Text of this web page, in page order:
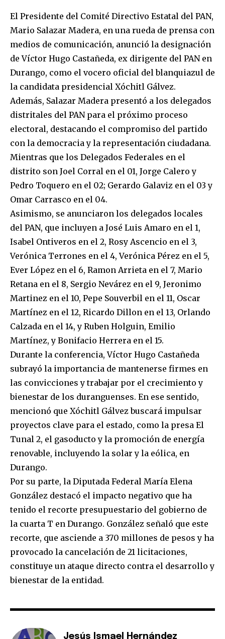
El Presidente del Comité Directivo Estatal del PAN,
Mario Salazar Madera, en una rueda de prensa con
medios de comunicación, anunció la designación
de Víctor Hugo Castañeda, ex dirigente del PAN en
Durango, como el vocero oficial del blanquiazul de
la candidata presidencial Xóchitl Gálvez.
Además, Salazar Madera presentó a los delegados
distritales del PAN para el próximo proceso
electoral, destacando el compromiso del partido
con la democracia y la representación ciudadana.
Mientras que los Delegados Federales en el
distrito son Joel Corral en el 01, Jorge Calero y
Pedro Toquero en el 02; Gerardo Galaviz en el 03 y
Omar Carrasco en el 04.
Asimismo, se anunciaron los delegados locales
del PAN, que incluyen a José Luis Amaro en el 1,
Isabel Ontiveros en el 2, Rosy Ascencio en el 3,
Verónica Terrones en el 4, Verónica Pérez en el 5,
Ever López en el 6, Ramon Arrieta en el 7, Mario
Retana en el 8, Sergio Nevárez en el 9, Jeronimo
Martinez en el 10, Pepe Souverbil en el 11, Oscar
Martínez en el 12, Ricardo Dillon en el 13, Orlando
Calzada en el 14, y Ruben Holguin, Emilio
Martínez, y Bonifacio Herrera en el 15.
Durante la conferencia, Víctor Hugo Castañeda
subrayó la importancia de mantenerse firmes en
las convicciones y trabajar por el crecimiento y
bienestar de los duranguenses. En ese sentido,
mencionó que Xóchitl Gálvez buscará impulsar
proyectos clave para el estado, como la presa El
Tunal 2, el gasoducto y la promoción de energía
renovable, incluyendo la solar y la eólica, en
Durango.
Por su parte, la Diputada Federal María Elena
González destacó el impacto negativo que ha
tenido el recorte presupuestario del gobierno de
la cuarta T en Durango. González señaló que este
recorte, que asciende a 370 millones de pesos y ha
provocado la cancelación de 21 licitaciones,
constituye un ataque directo contra el desarrollo y
bienestar de la entidad.
Jesús Ismael Hernández